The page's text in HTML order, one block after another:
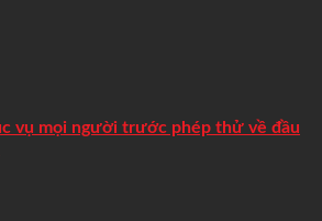
vụ mọi người trước phép thử về đầu